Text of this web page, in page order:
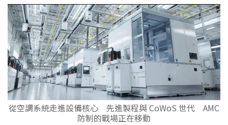
從空調系統走進設備核心 先進製程與 CoWoS 世代 AMC
防制的戰場正在移動